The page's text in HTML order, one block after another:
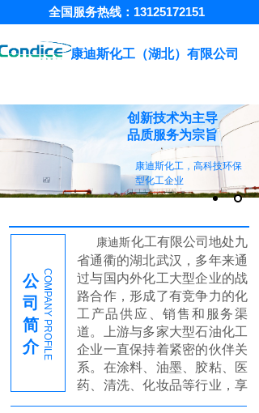
全国服务热线： 13125172151
康迪斯化工（湖北）有限公司
创新技术为主导
品质服务为宗旨
康迪斯化工， 高科技环保
型化工企业
康迪斯化工有限公司 地处九
省通衢的湖北武汉 ， 多年来通
过与国内外化工大型企业的战
路合作，形成了有竞争力的化
工产品供应、销售和服务渠
道。上游与多家大型石油化工
企业一直保持着紧密的伙伴关
系。在涂料、油墨、胶粘、医
药、清洗、化妆品等行业，享
有较高地位。公司自成立起本
COMPANY PROFILE
公
司
简
介